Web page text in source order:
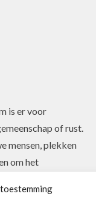
is er voor
of rust.
mensen, plekken
om het
te ontdekken.